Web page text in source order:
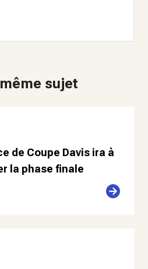
sujet
de Coupe Davis ira à
la phase finale